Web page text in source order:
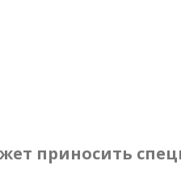
приносить